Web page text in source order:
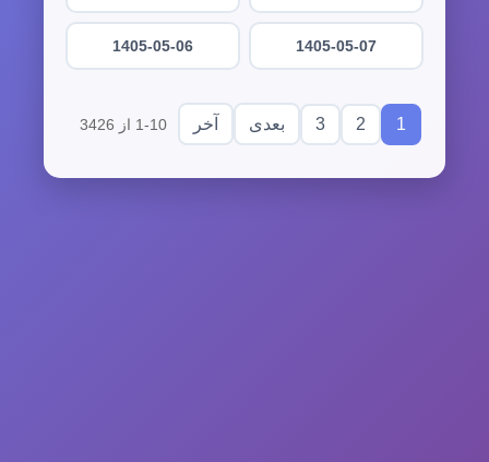
1405-05-07
1405-05-06
1
2
3 بعدی آخر 1-10 از 3426